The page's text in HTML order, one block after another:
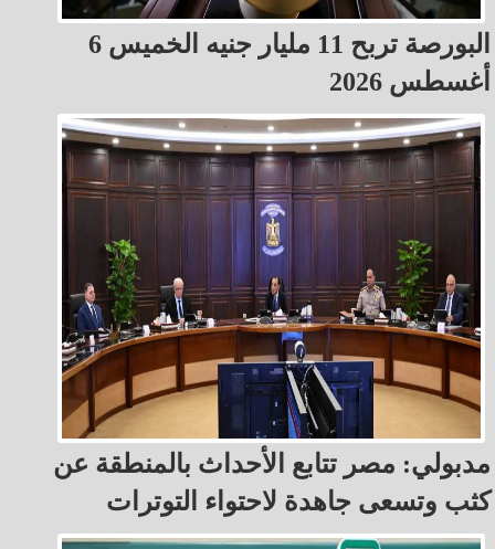
البورصة تربح 11 مليار جنيه الخميس 6
أغسطس 2026
مدبولي: مصر تتابع الأحداث بالمنطقة عن
كثب وتسعى جاهدة لاحتواء التوترات